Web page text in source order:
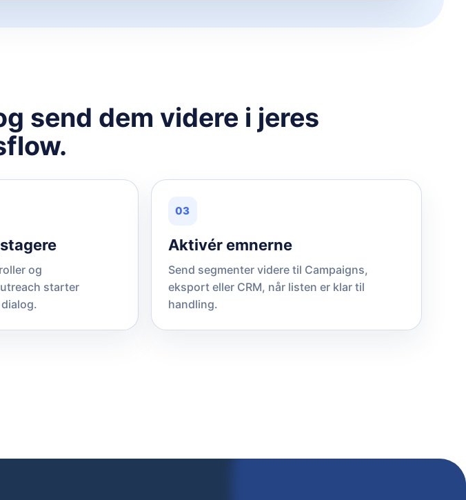
send dem videre i jeres
og
starter
03
Aktivér emnerne
Send segmenter videre til Campaigns,
eksport eller CRM, når listen er klar til
handling.